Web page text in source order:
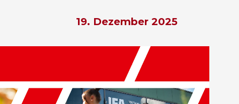
19. Dezember 2025